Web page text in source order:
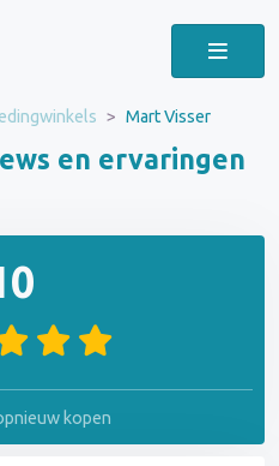
Mart Visser
en ervaringen
kopen